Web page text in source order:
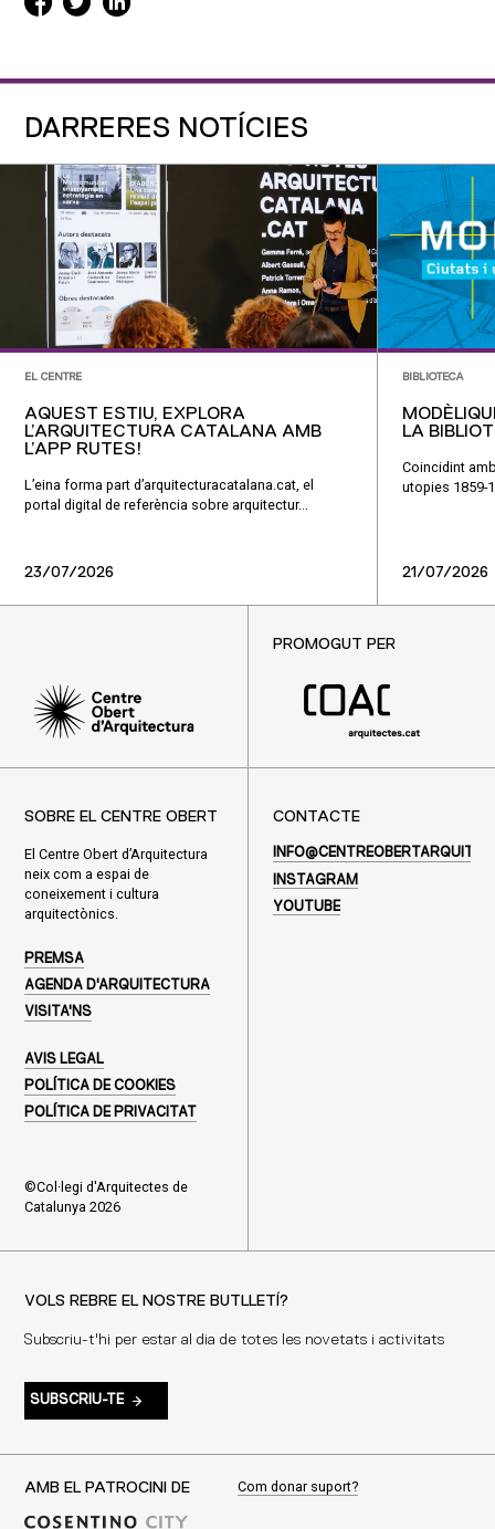
DARRERES NOTÍCIES
EL CENTRE
AQUEST ESTIU, EXPLORA
L’ARQUITECTURA CATALANA AMB
L’APP RUTES!
L’eina forma part d’arquitecturacatalana.cat, el
portal digital de referència sobre arquitectur...
23/07/2026
BIBLIOTECA
LA
Coincidint
utopies 1859-
21/07/2026
PROMOGUT PER
SOBRE EL CENTRE OBERT
El Centre Obert d’Arquitectura
neix com a espai de
coneixement i cultura
arquitectònics.
PREMSA
AGENDA D'ARQUITECTURA
VISITA'NS
AVIS LEGAL
POLÍTICA DE COOKIES
POLÍTICA DE PRIVACITAT
©Col·legi d'Arquitectes de
Catalunya 2026
CONTACTE
INSTAGRAM
YOUTUBE
VOLS REBRE EL NOSTRE BUTLLETÍ?
Subscriu-t'hi per estar al dia de totes les novetats i activitats
SUBSCRIU-TE
AMB EL PATROCINI DE Com donar suport?